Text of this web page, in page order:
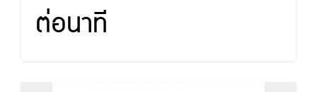
ต่อนาที